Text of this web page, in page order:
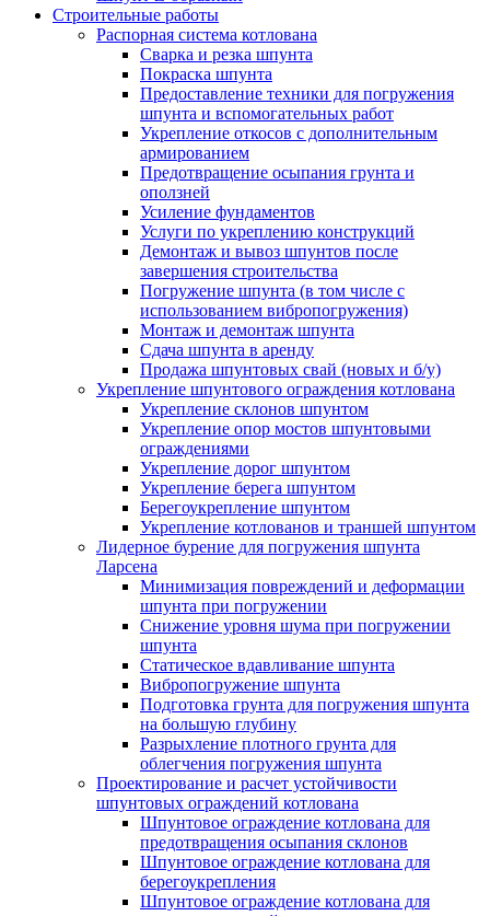
Строительные работы
Распорная система котлована
Сварка и резка шпунта
Покраска шпунта
Предоставление техники для погружения
шпунта и вспомогательных работ
Укрепление откосов с дополнительным
армированием
Предотвращение осыпания грунта и
оползней
Усиление фундаментов
Услуги по укреплению конструкций
Демонтаж и вывоз шпунтов после
завершения строительства
Погружение шпунта (в том числе с
использованием вибропогружения)
Монтаж и демонтаж шпунта
Сдача шпунта в аренду
Продажа шпунтовых свай (новых и б/у)
Укрепление шпунтового ограждения котлована
Укрепление склонов шпунтом
Укрепление опор мостов шпунтовыми
ограждениями
Укрепление дорог шпунтом
Укрепление берега шпунтом
Берегоукрепление шпунтом
Укрепление котлованов и траншей шпунтом
Лидерное бурение для погружения шпунта
Ларсена
Минимизация повреждений и деформации
шпунта при погружении
Снижение уровня шума при погружении
шпунта
Статическое вдавливание шпунта
Вибропогружение шпунта
Подготовка грунта для погружения шпунта
на большую глубину
Разрыхление плотного грунта для
облегчения погружения шпунта
Проектирование и расчет устойчивости
шпунтовых ограждений котлована
Шпунтовое ограждение котлована для
предотвращения осыпания склонов
Шпунтовое ограждение котлована для
берегоукрепления
Шпунтовое ограждение котлована для